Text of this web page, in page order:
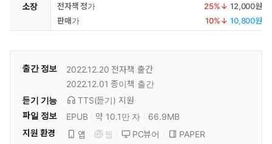
소장
전자책 정가
25%↓ 12,000원
판매가
10%↓ 10,800원
출간 정보 2022.12.20 전자책 출간
2022.12.01 종이책 출간
듣기 기능
TTS(듣기) 지원
파일 정보
EPUB 약 10.1만 자
66.9MB
지원 환경
앱 웹 PC뷰어
PAPER